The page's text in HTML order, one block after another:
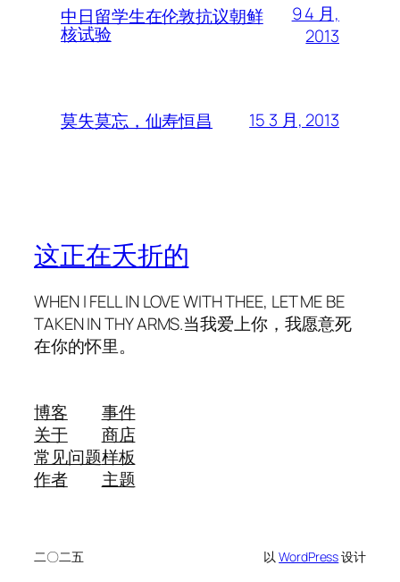
中日留学生在伦敦抗议朝鲜
核试验
9 4 月,
2013
莫失莫忘，仙寿恒昌 15 3 月, 2013
这正在夭折的
WHEN I FELL IN LOVE WITH THEE, LET ME BE
TAKEN IN THY ARMS.当我爱上你，我愿意死
在你的怀里。
博客
关于
常见问题
作者
事件
商店
样板
主题
二〇二五 以WordPress设计